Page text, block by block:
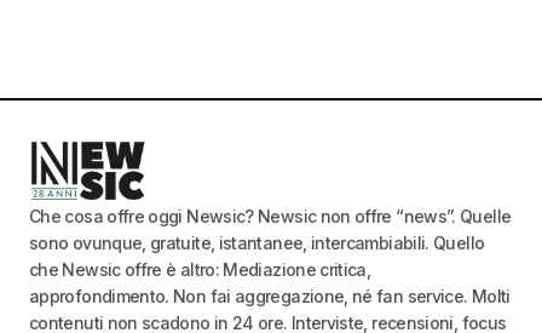
Che cosa offre oggi Newsic? Newsic non offre “news”. Quelle
sono ovunque, gratuite, istantanee, intercambiabili. Quello
che Newsic offre è altro: Mediazione critica,
approfondimento. Non fai aggregazione, né fan service. Molti
contenuti non scadono in 24 ore. Interviste, recensioni, focus